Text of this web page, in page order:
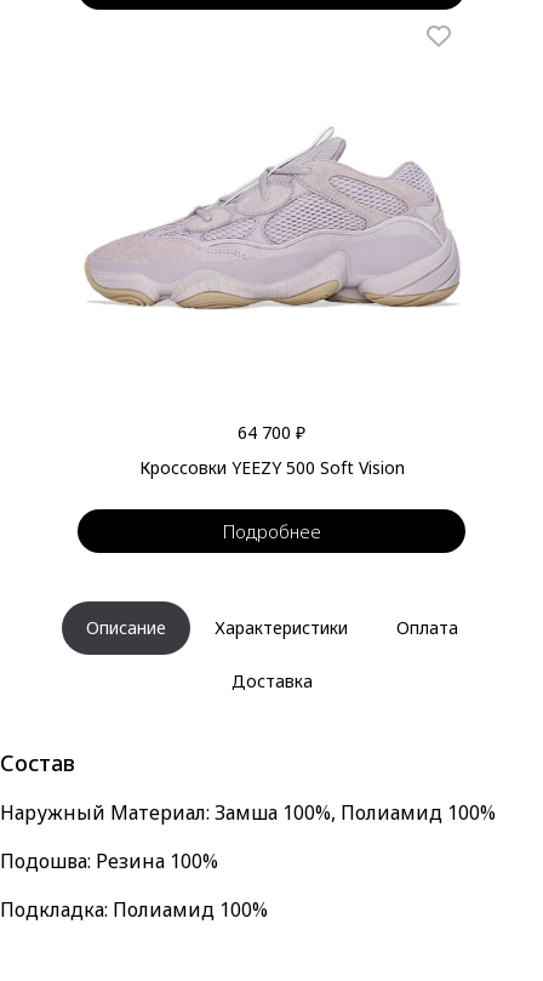
64 700 ₽
Кроссовки YEEZY 500 Soft Vision
Подробнее
Описание Характеристики Оплата
Доставка
Состав
Наружный Материал: Замша 100%, Полиамид 100%
Подошва: Резина 100%
Подкладка: Полиамид 100%